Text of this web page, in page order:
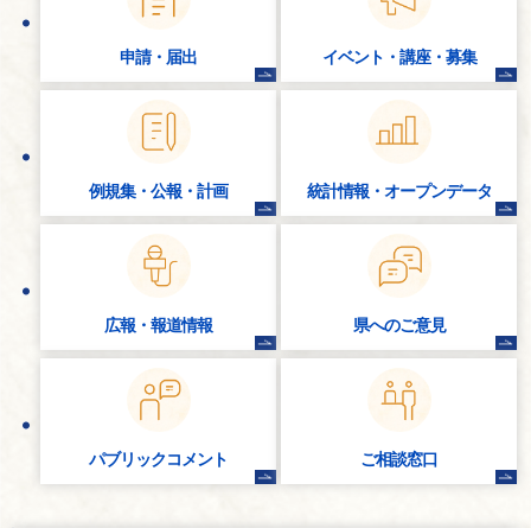
申請・届出 イベント・講座・ 募集
例規集・公報・計画 統計情報・ オープンデータ
広報・報道情報 県へのご意見
パブリックコメント ご相談窓口